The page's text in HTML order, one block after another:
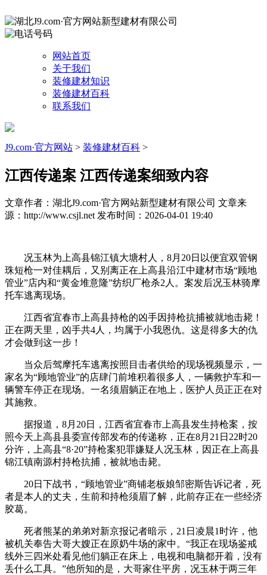
网站首页
关于我们
装修建材知识
装修建材百科
联系我们
J9.com·官方网站 > 装修建材百科 >
江西传递案 江西传递案细致内容
文章作者：湖北J9.com·官方网站新型建材有限公司 文章来
源：http://www.csjl.net 发布时间：2026-04-01 19:40
况玉林为上高县锦江镇大塘村人，8月20日以便宜双管钢
珠短枪一对佳耦后，又别离正在上高县沿江中建材市场“顾地
管业”店内和“黄金堆意隆”纺织厂枪杀2人。案发后况玉林骑摩
托车逃离现场。
江西省宜春市上高县持枪的凶手因持枪抗捕被就地击毙！
正在两天里，凶手共4人，均属于小我恩仇。这是得多大的仇
才会做到这一步！
当众后驾摩托车逃离按照目击者供给的现场视频显示，一
家名为“顾地管业”的店肆门前堆积着很多人，一辆救护车和一
辆警车停正在现场。一名须眉躺正在地上，医护人员正正在对
其施救。
据报道，8月20日，江西省宜春市上高县发生持枪案，按
照今天上高县县委宣传部发布的传递称，正在8月21日22时20
分许，上高县“8·20”持枪案犯罪嫌疑人况玉林，因正在上高县
锦江镇南源村持枪抗捕，被就地击毙。
20日下战书，“顾地管业”商铺老板娘邹密斯告诉记者，死
者是本人的丈夫，生前和持枪须眉了解，此前存正在一些经济
胶葛。
死者熊某的弟弟对新京报记者暗示，21日凌晨1时许，他
被机关奉告大哥大嫂正在原奶牛场的家中。“我正在现场鉴戒
线外三四米处看见他们躺正在床上，电视和电脑都开着，没有
丢什么工具。”他所知的是，大哥家住平房，况玉林于两三年